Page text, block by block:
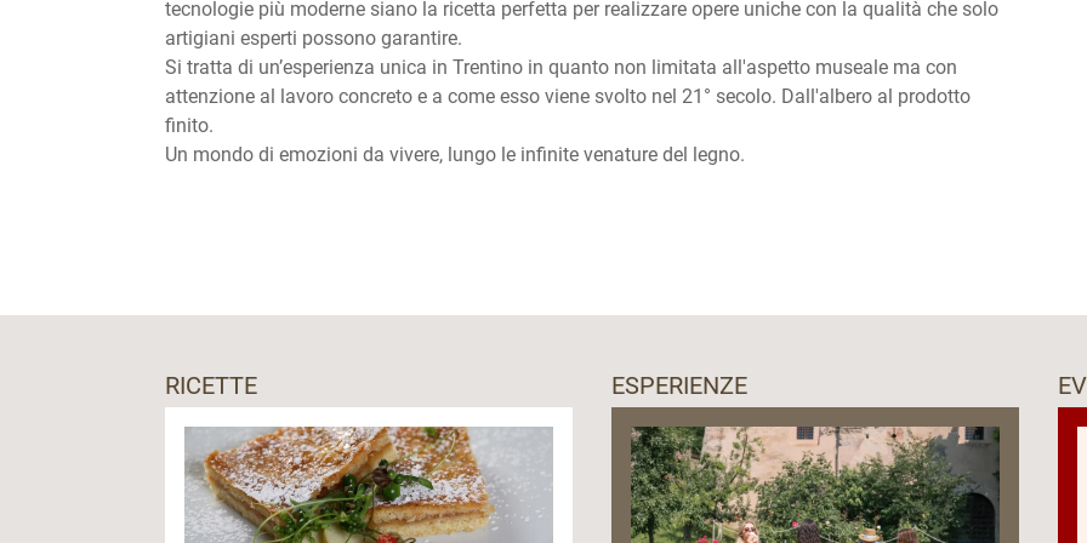
tecnologie più moderne siano la ricetta perfetta per realizzare opere uniche con la qualità che solo
artigiani esperti possono garantire.
Si tratta di un’esperienza unica in Trentino in quanto non limitata all'aspetto museale ma con
attenzione al lavoro concreto e a come esso viene svolto nel 21° secolo. Dall'albero al prodotto
finito.
Un mondo di emozioni da vivere, lungo le infinite venature del legno.
RICETTE ESPERIENZE